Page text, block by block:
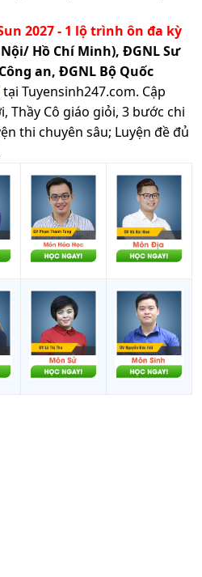
2027 - 1 lộ trình ôn đa kỳ
Nội/ Hồ Chí Minh), ĐGNL Sư
an, ĐGNL Bộ Quốc
tại Tuyensinh247.com. Cập
Thầy Cô giáo giỏi, 3 bước chi
thi chuyên sâu; Luyện đề đủ